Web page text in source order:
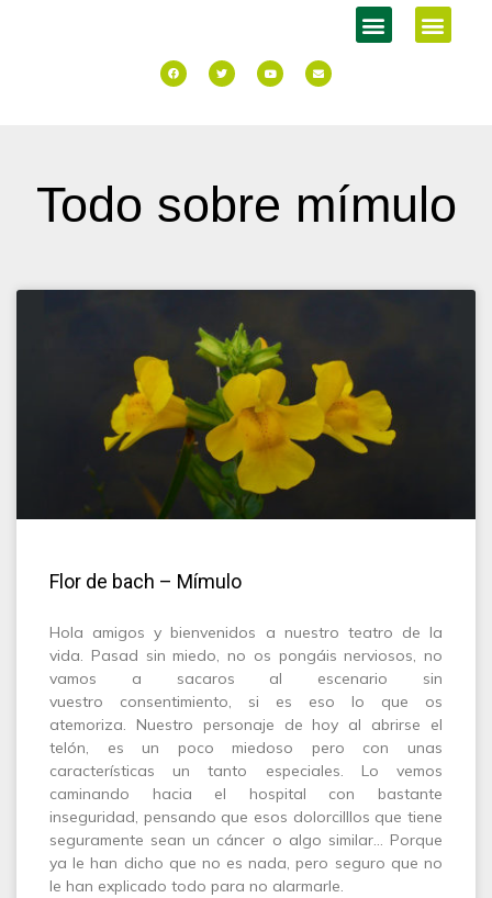
Todo sobre mímulo
Flor de bach – Mímulo
Hola amigos y bienvenidos a nuestro teatro de la
vida. Pasad sin miedo, no os pongáis nerviosos, no
vamos a sacaros al escenario sin
vuestro consentimiento, si es eso lo que os
atemoriza. Nuestro personaje de hoy al abrirse el
telón, es un poco miedoso pero con unas
características un tanto especiales. Lo vemos
caminando hacia el hospital con bastante
inseguridad, pensando que esos dolorcilllos que tiene
seguramente sean un cáncer o algo similar… Porque
ya le han dicho que no es nada, pero seguro que no
le han explicado todo para no alarmarle.